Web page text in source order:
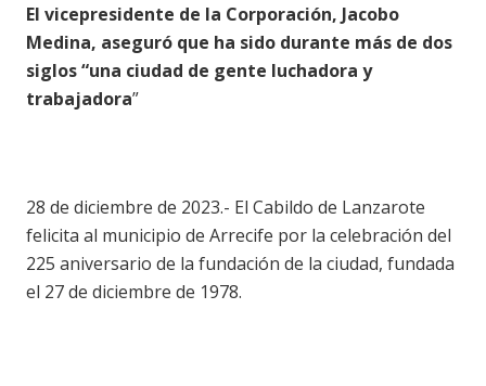
El vicepresidente de la Corporación, Jacobo
Medina, aseguró que ha sido durante más de dos
siglos “una ciudad de gente luchadora y
trabajadora”
28 de diciembre de 2023.- El Cabildo de Lanzarote
felicita al municipio de Arrecife por la celebración del
225 aniversario de la fundación de la ciudad, fundada
el 27 de diciembre de 1978.